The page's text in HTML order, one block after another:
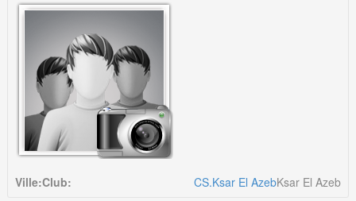
Ville: Ksar El Azeb
Club: CS.Ksar El Azeb